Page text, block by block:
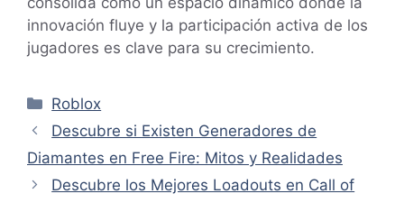
innovación fluye y la participación activa de los
jugadores es clave para su crecimiento.
Categorías
Roblox
Descubre si Existen Generadores de
Diamantes en Free Fire: Mitos y Realidades
Descubre los Mejores Loadouts en Call of